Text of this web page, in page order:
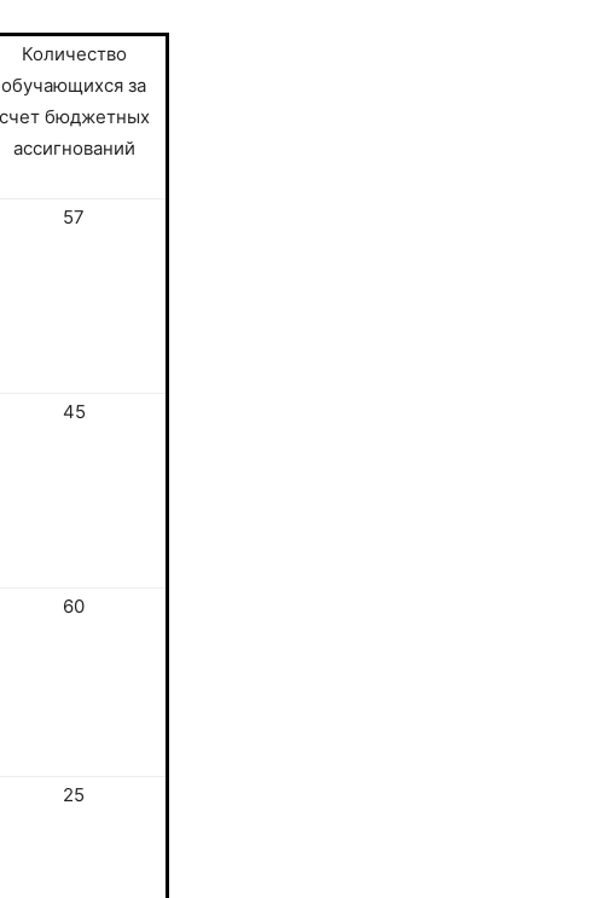
Количество
обучающихся за
счет бюджетных
ассигнований
57
45
60
25